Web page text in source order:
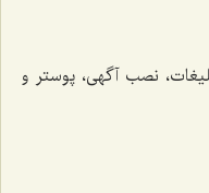
نصب آگهی، پوستر و